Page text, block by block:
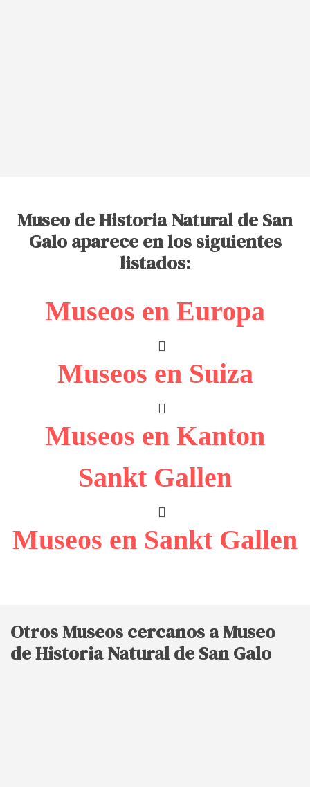
Museo de Historia Natural de San
Galo aparece en los siguientes
listados:
Museos en Europa
Museos en Suiza
Museos en Kanton
Sankt Gallen
Museos en Sankt Gallen
Otros Museos cercanos a Museo
de Historia Natural de San Galo